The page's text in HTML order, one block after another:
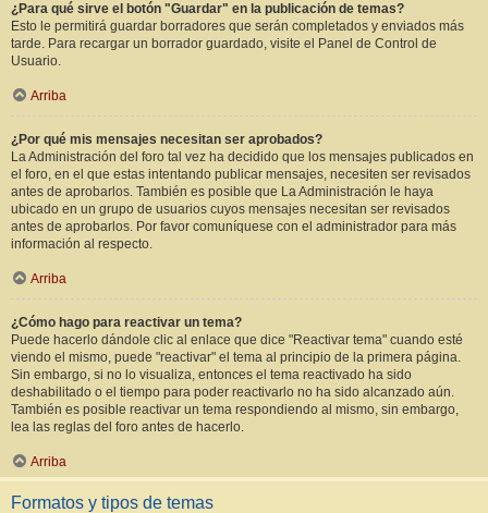
¿Para qué sirve el botón "Guardar" en la publicación de temas?
Esto le permitirá guardar borradores que serán completados y enviados más
tarde. Para recargar un borrador guardado, visite el Panel de Control de
Usuario.
Arriba
¿Por qué mis mensajes necesitan ser aprobados?
La Administración del foro tal vez ha decidido que los mensajes publicados en
el foro, en el que estas intentando publicar mensajes, necesiten ser revisados
antes de aprobarlos. También es posible que La Administración le haya
ubicado en un grupo de usuarios cuyos mensajes necesitan ser revisados
antes de aprobarlos. Por favor comuníquese con el administrador para más
información al respecto.
Arriba
¿Cómo hago para reactivar un tema?
Puede hacerlo dándole clic al enlace que dice "Reactivar tema" cuando esté
viendo el mismo, puede "reactivar" el tema al principio de la primera página.
Sin embargo, si no lo visualiza, entonces el tema reactivado ha sido
deshabilitado o el tiempo para poder reactivarlo no ha sido alcanzado aún.
También es posible reactivar un tema respondiendo al mismo, sin embargo,
lea las reglas del foro antes de hacerlo.
Arriba
Formatos y tipos de temas